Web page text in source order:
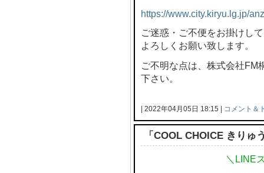
https://www.city.kiryu.lg.jp/
ご迷惑・ご不便をお掛けし
よろしくお願い致します。
ご不明な点は、株式会社FM
下さい。
| 2022年04月05日 18:15 | コメント＆
「COOL CHOICE きり
＼LINE